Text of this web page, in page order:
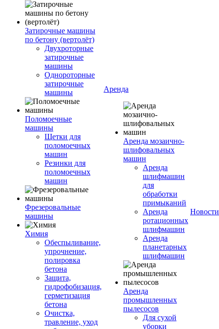
Затирочные машины
по бетону (вертолёт)
Двухроторные
затирочные
машины
Однороторные
затирочные
машины
Поломоечные
машины
Щетки для
поломоечных
машин
Резинки для
поломоечных
машин
Фрезеровальные
машины
Химия
Обеспыливание,
упрочнение,
полировка
бетона
Защита,
гидрофобизация,
герметизация
бетона
Очистка,
травление, уход
Аренда
Аренда мозаично-
шлифовальных
машин
Аренда
шлифмашин
для
обработки
примыканий
Аренда
ротационных
шлифмашин
Аренда
планетарных
шлифмашин
Аренда
промышленных
пылесосов
Для сухой
уборки
Новости